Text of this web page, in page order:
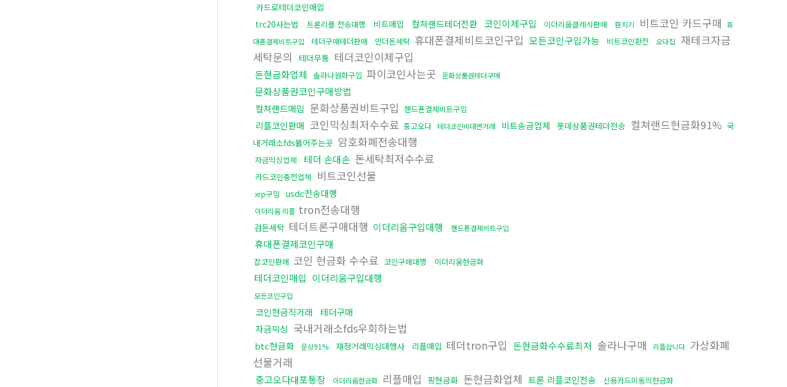
카드로테더코인매입
trc20사는법
트론리플 전송대행 비트매입 컬쳐랜드테더전환 코인이체구입 이더리움클레식판매 환치기 비트코인 카드구매 휴
대폰결제비트구입
테더구매테더판매 언더돈세탁 휴대폰결제비트코인구입 모든코인구입가능 비트코인환전 오다집
재테크자금
세탁문의
테더무통 테더코인이체구입
돈현금화업체 솔라나원화구입 파이코인사는곳 문화상품권테더구매
문화상품권코인구매방법
컬쳐랜드매입 문화상품권비트구입 핸드폰결제비트구입
리플코인판매 코인믹싱최저수수료 중고오다 테더코인비대면거래 비트송금업체 롯데상품권테더전송 컬쳐랜드현금화91% 국
내거래소fds뚫어주는곳 암호화폐전송대행
자금믹싱업체 테더 손대손 돈세탁최저수수료
카드코인충전업체 비트코인선물
xrp구입 usdc전송대행
이더리움 리플 tron전송대행
검돈세탁 테더트론구매대행 이더리움구입대행 핸드폰결제비트구입
휴대폰결제코인구매
잡코인판매 코인 현금화 수수료 코인구매대행 이더리움현금화
테더코인매입 이더리움구입대행
모든코인구입
코인현금직거래
테더구매
자금믹싱 국내거래소fds우회하는법
btc현금화 문상91% 재정거래믹싱대행사 리플매입 테더tron구입 돈현금화수수료최저 솔라나구매 리플삽니다 가상화폐
선물거래
중고오다대포통장 이더리움현금화 리플매입 핑현금화 돈현금화업체 트론 리플코인전송 신용카드미동의현금화